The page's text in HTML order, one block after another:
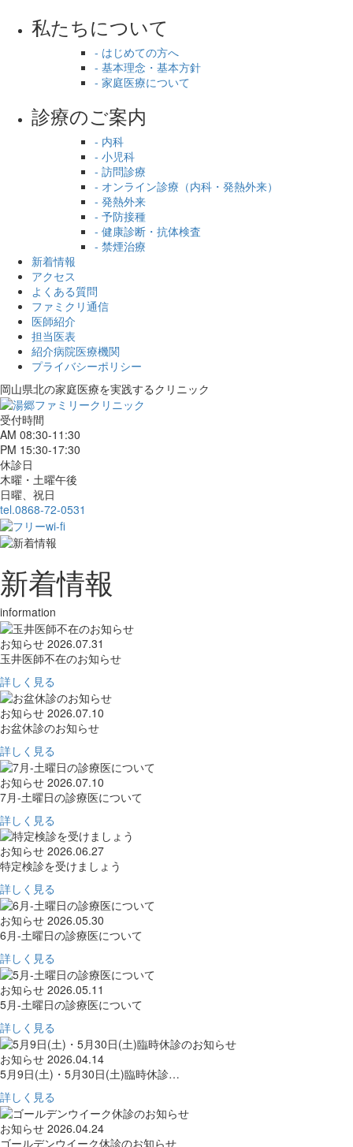
私たちについて
- はじめての方へ
- 基本理念・基本方針
- 家庭医療について
診療のご案内
- 内科
- 小児科
- 訪問診療
- オンライン診療（内科・発熱外来）
- 発熱外来
- 予防接種
- 健康診断・抗体検査
- 禁煙治療
新着情報
アクセス
よくある質問
ファミクリ通信
医師紹介
担当医表
紹介病院医療機関
プライバシーポリシー
岡山県北の家庭医療を実践するクリニック
受付時間
AM 08:30-11:30
PM 15:30-17:30
休診日
木曜・土曜午後
日曜、祝日
tel.0868-72-0531
新着情報
information
お知らせ 2026.07.31
玉井医師不在のお知らせ
詳しく見る
お知らせ 2026.07.10
お盆休診のお知らせ
詳しく見る
お知らせ 2026.07.10
7月-土曜日の診療医について
詳しく見る
お知らせ 2026.06.27
特定検診を受けましょう
詳しく見る
お知らせ 2026.05.30
6月-土曜日の診療医について
詳しく見る
お知らせ 2026.05.11
5月-土曜日の診療医について
詳しく見る
お知らせ 2026.04.14
5月9日(土)・5月30日(土)臨時休診…
詳しく見る
お知らせ 2026.04.24
ゴールデンウイーク休診のお知らせ